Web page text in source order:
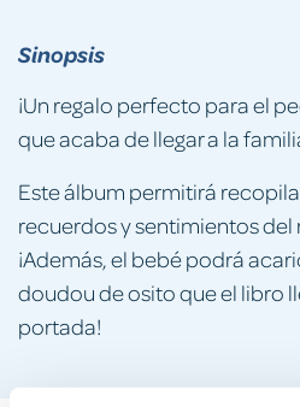
Sinopsis
¡Un regalo perfecto para el
que acaba de llegar a la
Este álbum permitirá
recuerdos y sentimientos del
¡Además, el bebé podrá
doudou de osito que el libro
portada!